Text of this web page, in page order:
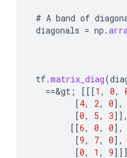
# A band of
diagonals = np .
tf.matrix_diag(
==&gt ; [[[1 , 0,
[4, 2, 0] ,
[0, 5, 3]] ,
[[6, 0, 0] ,
[9, 7, 0] ,
[0, 1 , 9]]]